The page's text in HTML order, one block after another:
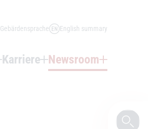
Gebärdensprache English summary
Karriere Newsroom